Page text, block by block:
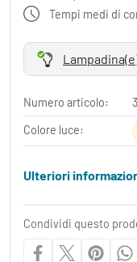
Tempi medi di
Numero articolo:
Colore luce:
Ulteriori
Condividi questo